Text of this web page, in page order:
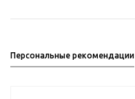
Персональные рекомендации